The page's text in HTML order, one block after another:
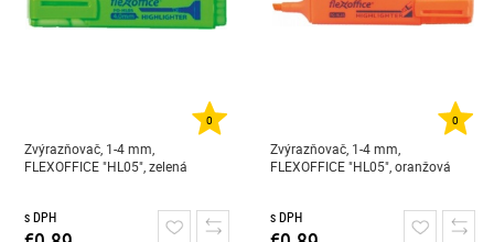
0
Zvýrazňovač, 1-4 mm,
FLEXOFFICE "HL05", zelená
s DPH
0
Zvýrazňovač, 1-4 mm,
FLEXOFFICE "HL05", oranžová
s DPH